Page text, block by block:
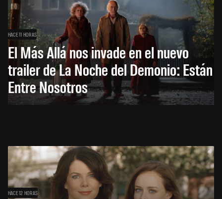
HACE 11 HORAS
El Más Allá nos invade en el nuevo
trailer de La Noche del Demonio: Están
Entre Nosotros
HACE 12 HORAS